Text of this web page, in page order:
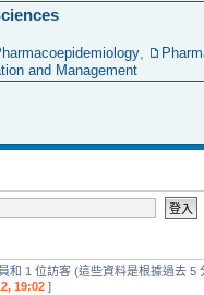
,
and Management
和 1 位訪客 (這些資料是根據過去 5
19:02 ]